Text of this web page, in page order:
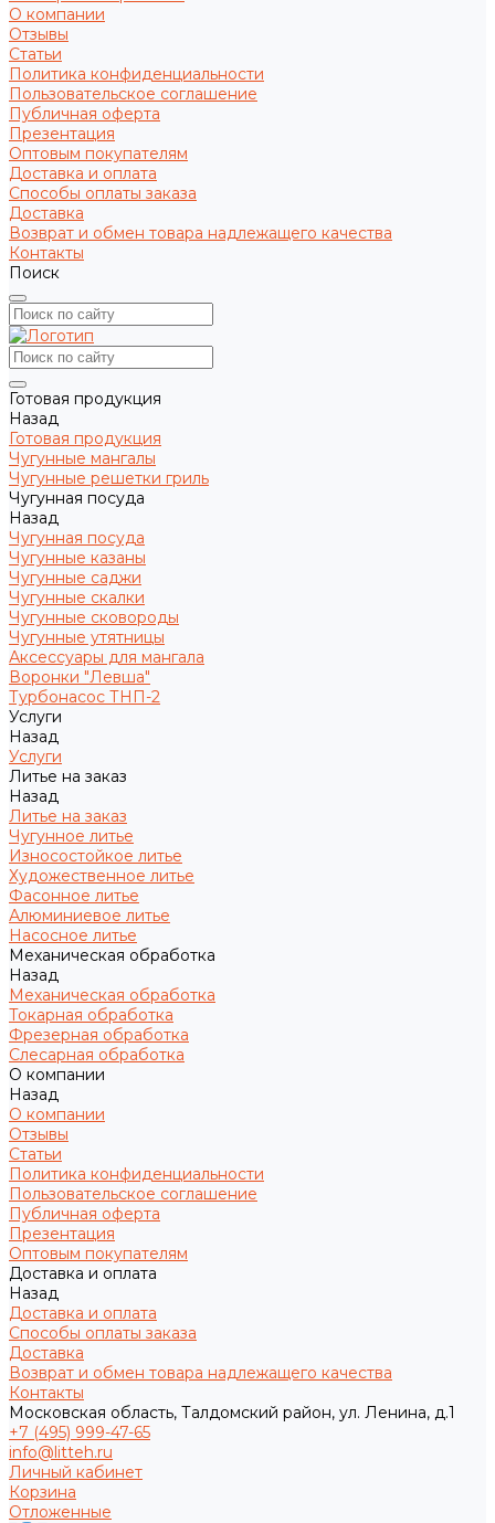
О компании
Отзывы
Статьи
Политика конфиденциальности
Пользовательское соглашение
Публичная оферта
Презентация
Оптовым покупателям
Доставка и оплата
Способы оплаты заказа
Доставка
Возврат и обмен товара надлежащего качества
Контакты
Поиск
Готовая продукция
Назад
Готовая продукция
Чугунные мангалы
Чугунные решетки гриль
Чугунная посуда
Назад
Чугунная посуда
Чугунные казаны
Чугунные саджи
Чугунные скалки
Чугунные сковороды
Чугунные утятницы
Аксессуары для мангала
Воронки "Левша"
Турбонасос ТНП-2
Услуги
Назад
Услуги
Литье на заказ
Назад
Литье на заказ
Чугунное литье
Износостойкое литье
Художественное литье
Фасонное литье
Алюминиевое литье
Насосное литье
Механическая обработка
Назад
Механическая обработка
Токарная обработка
Фрезерная обработка
Слесарная обработка
О компании
Назад
О компании
Отзывы
Статьи
Политика конфиденциальности
Пользовательское соглашение
Публичная оферта
Презентация
Оптовым покупателям
Доставка и оплата
Назад
Доставка и оплата
Способы оплаты заказа
Доставка
Возврат и обмен товара надлежащего качества
Контакты
Московская область, Талдомский район, ул. Ленина, д.1
+7 (495) 999-47-65
info@litteh.ru
Личный кабинет
Корзина
Отложенные